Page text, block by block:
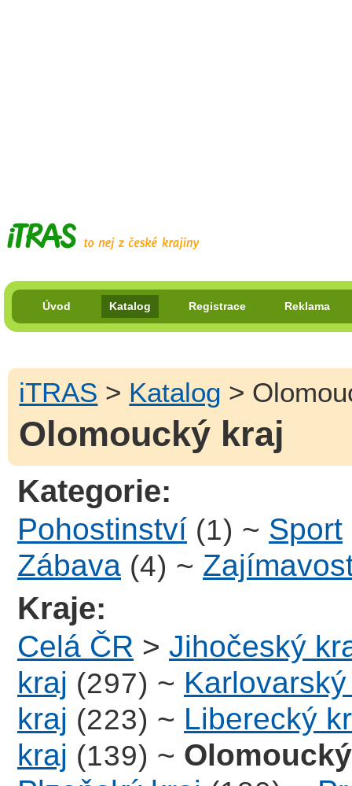
Úvod Katalog Registrace Reklama
iTRAS > Katalog >
Olomoucký kraj
Kategorie:
Pohostinství (1) ~ Sport
Zábava (4) ~
Kraje:
Celá ČR > Jihočeský
kraj (297) ~
kraj (223) ~ Liberecký
kraj (139) ~